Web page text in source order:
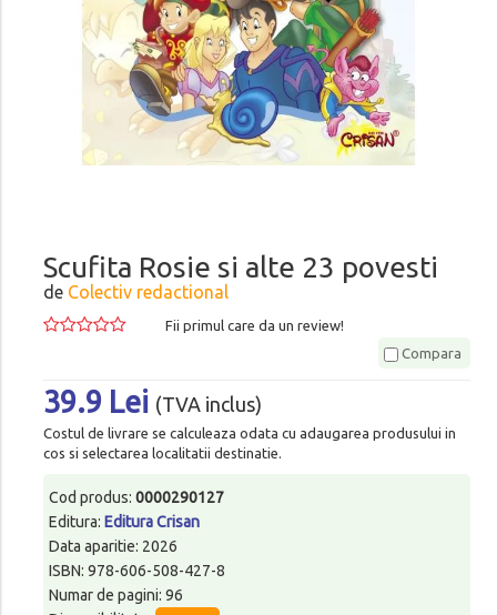
Scufita Rosie si alte 23 povesti
de Colectiv redactional
Fii primul care da un review!
Compara
39.9 Lei (TVA inclus)
Costul de livrare se calculeaza odata cu adaugarea produsului in
cos si selectarea localitatii destinatie.
Cod produs: 0000290127
Editura: Editura Crisan
Data aparitie: 2026
ISBN: 978-606-508-427-8
Numar de pagini: 96